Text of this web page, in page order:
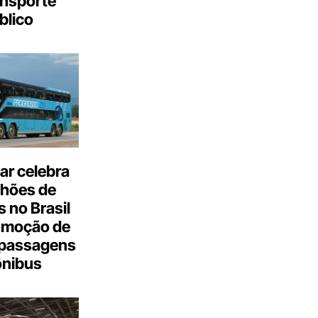
celebra
de
no Brasil
de